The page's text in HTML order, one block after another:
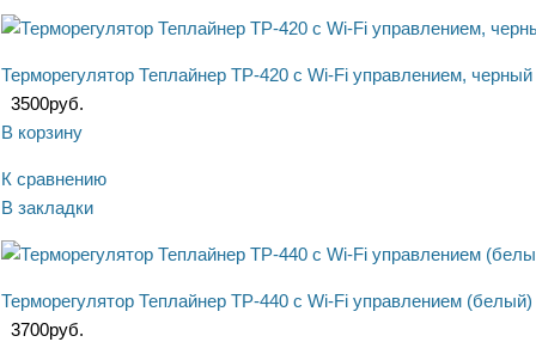
Терморегулятор Теплайнер ТР-420 с Wi-Fi управлением, черный
3500руб.
В корзину
К сравнению
В закладки
Терморегулятор Теплайнер ТР-440 с Wi-Fi управлением (белый)
3700руб.